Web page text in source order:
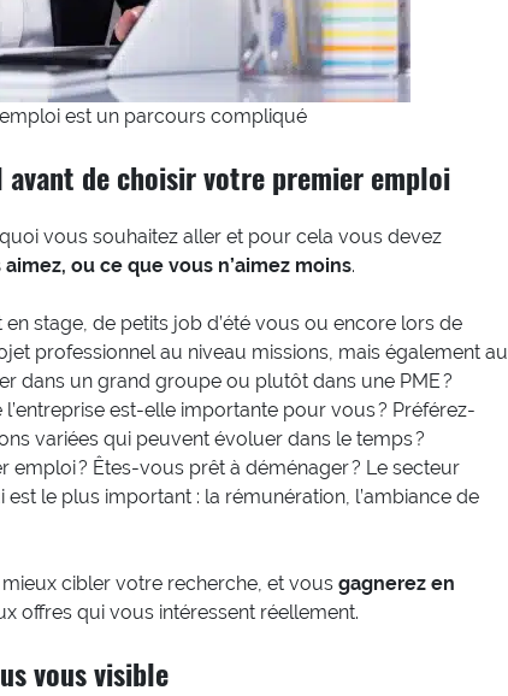
est un parcours compliqué
de choisir votre premier emploi
vous souhaitez aller et pour cela vous devez
ou ce que vous n’aimez moins.
stage, de petits job d’été vous ou encore lors de
professionnel au niveau missions, mais également au
dans un grand groupe ou plutôt dans une PME ?
est-elle importante pour vous ? Préférez-
variées qui peuvent évoluer dans le temps ?
? Êtes-vous prêt à déménager ? Le secteur
le plus important : la rémunération, l’ambiance de
cibler votre recherche, et vous gagnerez en
offres qui vous intéressent réellement.
vous visible